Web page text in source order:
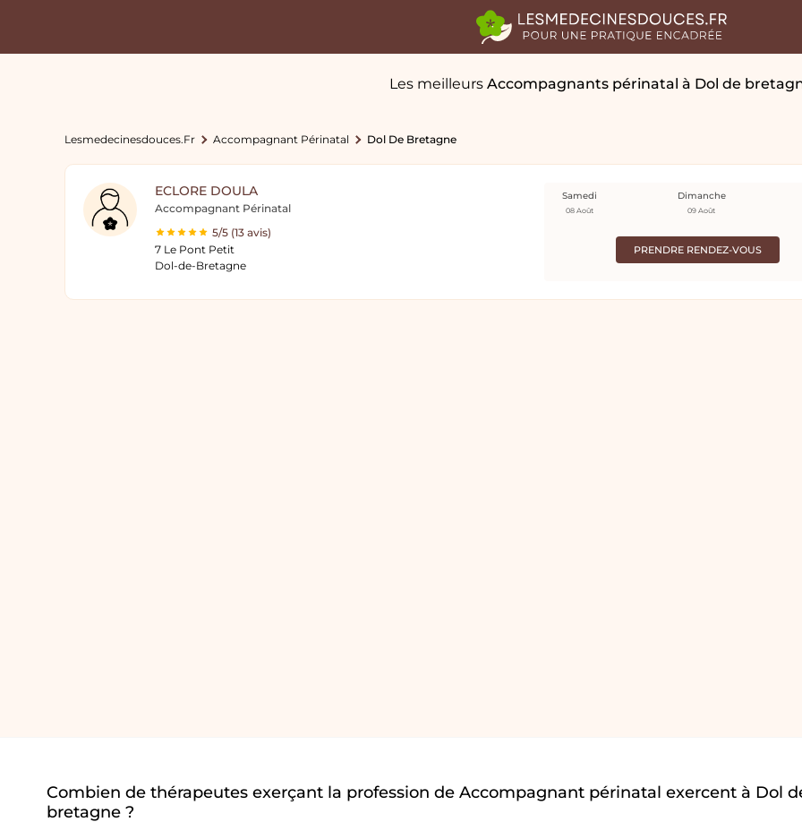
Les meilleurs Accompagnants périnatal à Dol de
Lesmedecinesdouces.fr Accompagnant Périnatal Dol De Bretagne
ECLORE DOULA
Accompagnant Périnatal
5/5 (13 avis)
7 Le Pont Petit
Dol-de-Bretagne
PRENDRE RENDEZ-VOUS
Samedi
08 Août
Dimanche
09 Août
Combien de thérapeutes exerçant la profession de Accompagnant périnatal exercent à Dol
bretagne ?